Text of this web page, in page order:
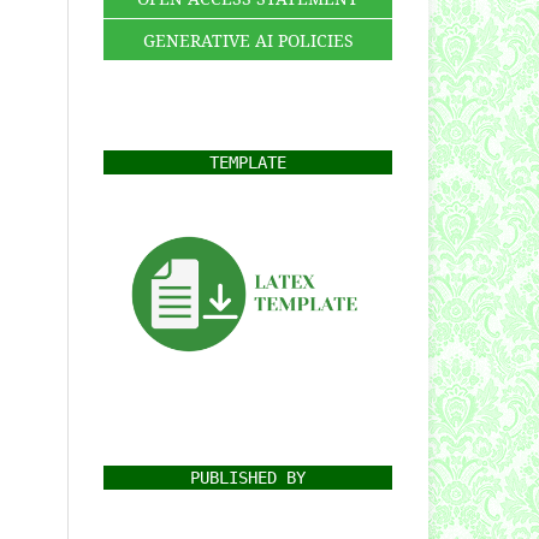
GENERATIVE AI POLICIES
TEMPLATE
PUBLISHED BY